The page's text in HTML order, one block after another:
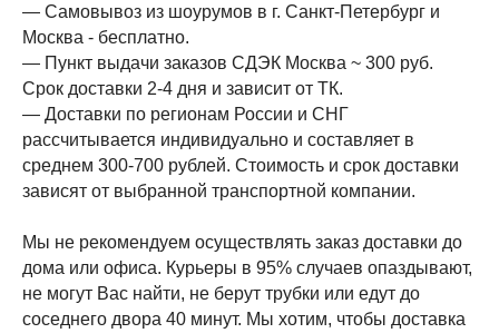
— Самовывоз из шоурумов в г. Санкт-Петербург и
Москва - бесплатно.
— Пункт выдачи заказов СДЭК Москва ~ 300 руб.
Срок доставки 2-4 дня и зависит от ТК.
— Доставки по регионам России и СНГ
рассчитывается индивидуально и составляет в
среднем 300-700 рублей. Стоимость и срок доставки
зависят от выбранной транспортной компании.
Мы не рекомендуем осуществлять заказ доставки до
дома или офиса. Курьеры в 95% случаев опаздывают,
не могут Вас найти, не берут трубки или едут до
соседнего двора 40 минут. Мы хотим, чтобы доставка